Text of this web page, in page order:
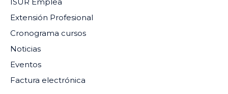
Extensión Profesional
Cronograma cursos
Noticias
Eventos
Factura electrónica